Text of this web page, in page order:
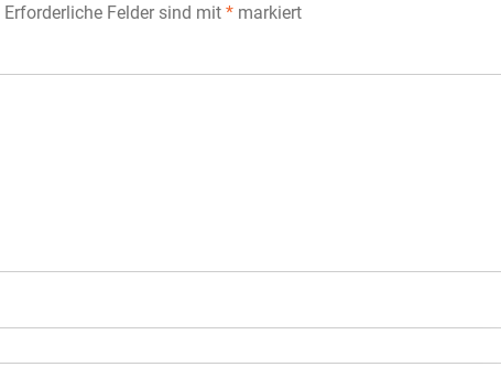
Erforderliche Felder sind mit * markiert